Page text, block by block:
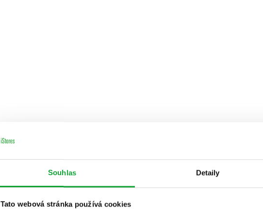
Souhlas Detaily
Tato webová stránka používá cookies